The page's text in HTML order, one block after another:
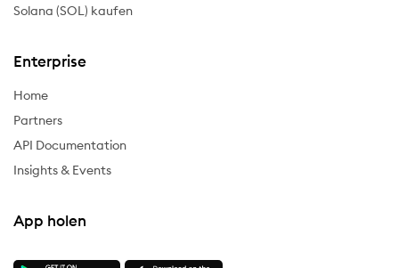
Solana (SOL) kaufen
Enterprise
Home
Partners
API Documentation
Insights & Events
App holen